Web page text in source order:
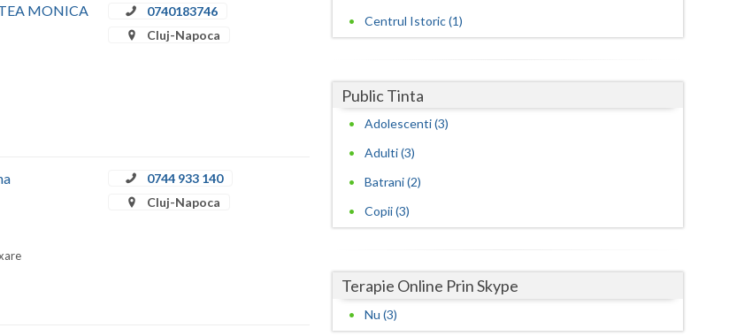
Gorj
Iasi
Maramures
Mehedinti
MONICA
0740183746
Cluj-Napoca
0744 933 140
Cluj-Napoca
Centrul Istoric (1)
Public Tinta
Adolescenti (3)
Adulti (3)
Batrani (2)
Copii (3)
Terapie Online Prin Skype
Nu (3)